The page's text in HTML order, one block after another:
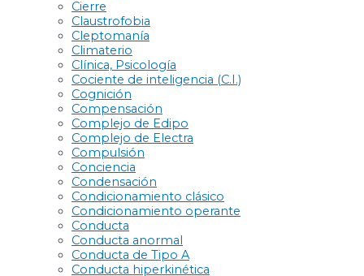
Cierre
Claustrofobia
Cleptomanía
Climaterio
Clínica, Psicología
Cociente de inteligencia (C.I.)
Cognición
Compensación
Complejo de Edipo
Complejo de Electra
Compulsión
Conciencia
Condensación
Condicionamiento clásico
Condicionamiento operante
Conducta
Conducta anormal
Conducta de Tipo A
Conducta hiperkinética